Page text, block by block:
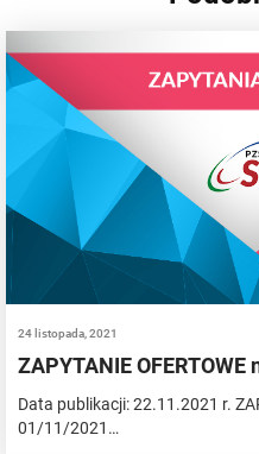
24 listopada, 2021
ZAPYTANIE
Data publikacji: 22.11.2021 r.
01/11/2021…